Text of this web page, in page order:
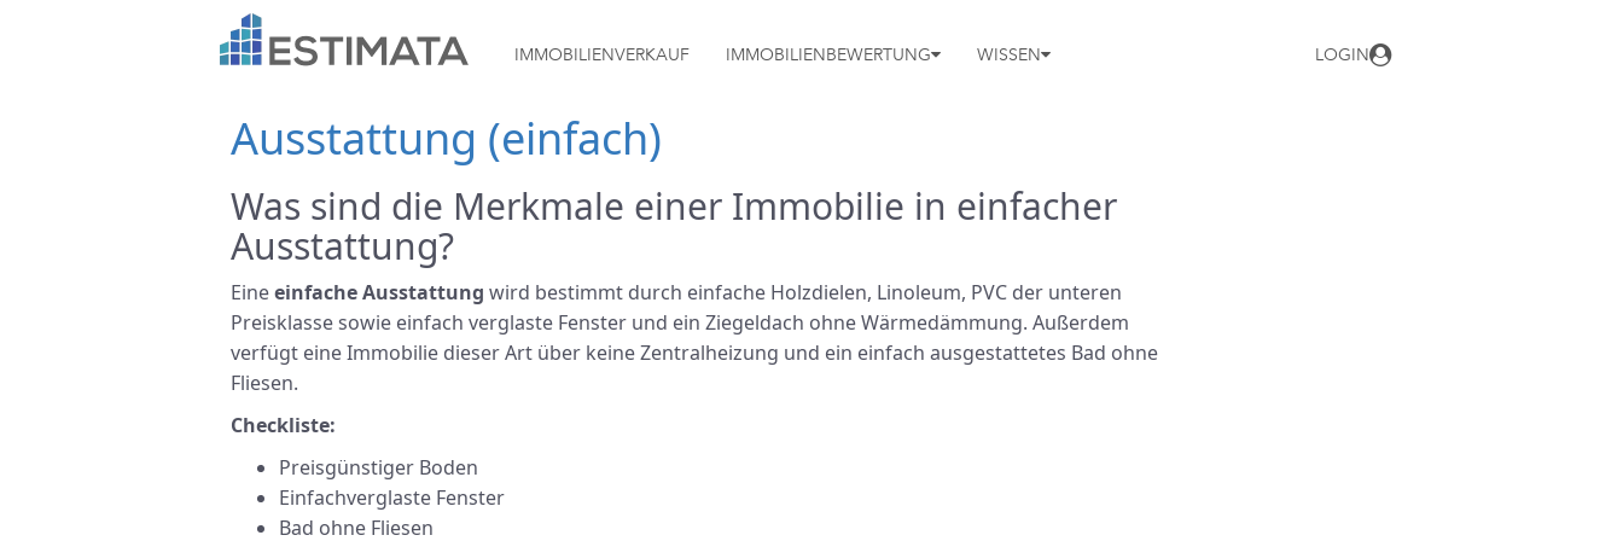
IMMOBILIENVERKAUF IMMOBILIENBEWERTUNG WISSEN LOGIN
Ausstattung (einfach)
Was sind die Merkmale einer Immobilie in einfacher
Ausstattung?
Eineeinfache Ausstattung wird bestimmt durch einfache Holzdielen, Linoleum, PVC der unteren
Preisklasse sowie einfach verglaste Fenster und ein Ziegeldach ohne Wärmedämmung. Außerdem
verfügt eine Immobilie dieser Art über keine Zentralheizung und ein einfach ausgestattetes Bad ohne
Fliesen.
Checkliste:
Preisgünstiger Boden
Einfachverglaste Fenster
Bad ohne Fliesen